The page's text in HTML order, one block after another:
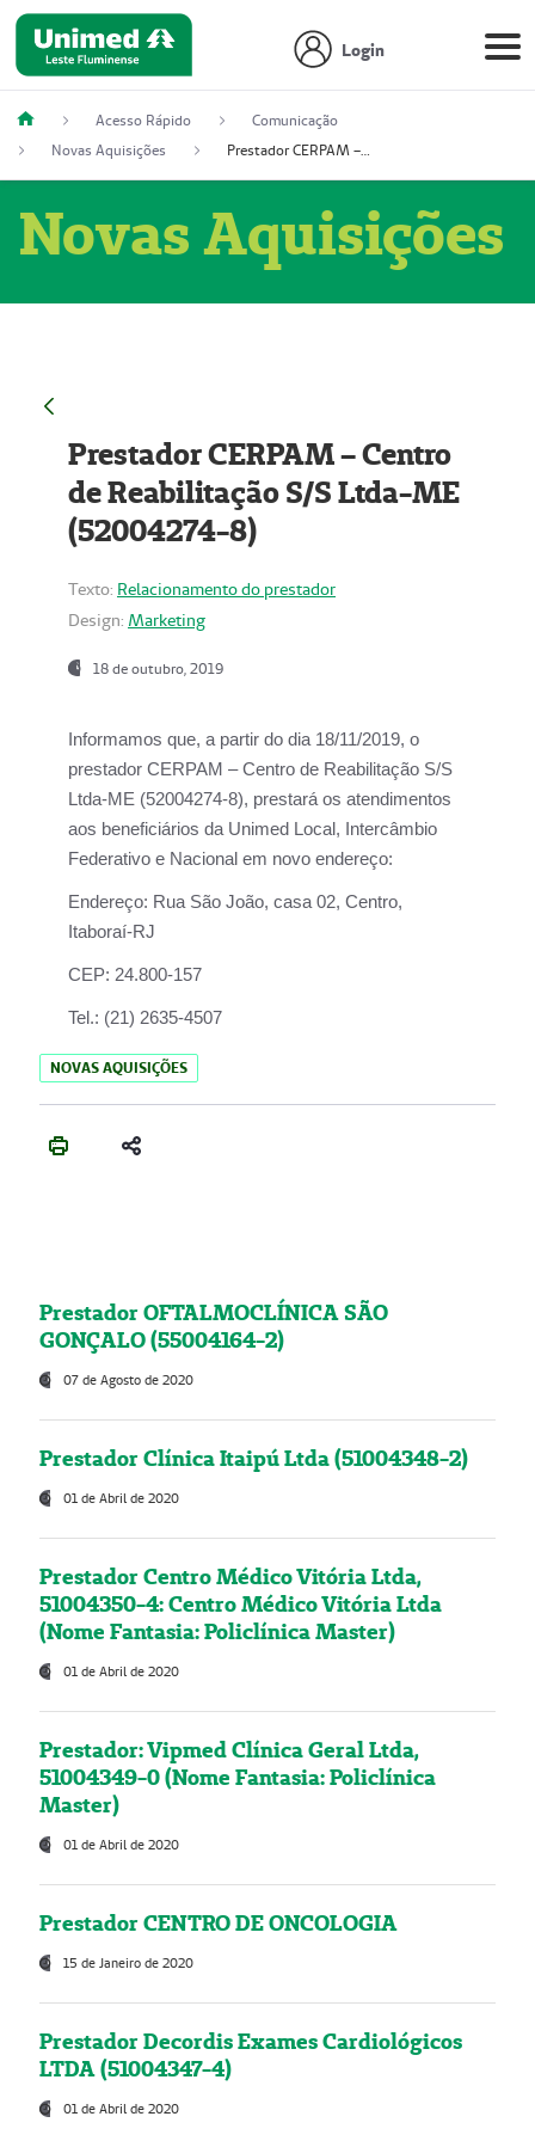
Login
Acesso Rápido
Comunicação
Novas Aquisições
Prestador CERPAM – Centro de Reabilitação S/S Ltda-ME (52004274-8)
Novas Aquisições
Prestador CERPAM – Centro
de Reabilitação S/S Ltda-ME
(52004274-8)
Texto: Relacionamento do prestador
Design: Marketing
18 de outubro, 2019
Informamos que, a partir do dia 18/11/2019, o
prestador CERPAM – Centro de Reabilitação S/S
Ltda-ME (52004274-8), prestará os atendimentos
aos beneficiários da Unimed Local, Intercâmbio
Federativo e Nacional em novo endereço:
Endereço: Rua São João, casa 02, Centro,
Itaboraí-RJ
CEP: 24.800-157
Tel.: (21) 2635-4507
NOVAS AQUISIÇÕES
Prestador OFTALMOCLÍNICA SÃO
GONÇALO (55004164-2)
07 de Agosto de 2020
Prestador Clínica Itaipú Ltda (51004348-2)
01 de Abril de 2020
Prestador Centro Médico Vitória Ltda,
51004350-4: Centro Médico Vitória Ltda
(Nome Fantasia: Policlínica Master)
01 de Abril de 2020
Prestador: Vipmed Clínica Geral Ltda,
51004349-0 (Nome Fantasia: Policlínica
Master)
01 de Abril de 2020
Prestador CENTRO DE ONCOLOGIA
15 de Janeiro de 2020
Prestador Decordis Exames Cardiológicos
LTDA (51004347-4)
01 de Abril de 2020